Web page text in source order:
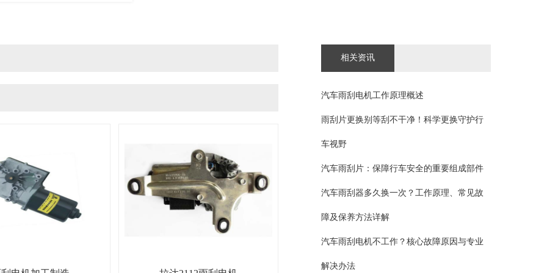
相关资讯
汽车雨刮电机工作原理概述
雨刮片更换别等刮不干净！科学更换守护行
车视野
汽车雨刮片：保障行车安全的重要组成部件
汽车雨刮器多久换一次？工作原理、常见故
障及保养方法详解
汽车雨刮电机不工作？核心故障原因与专业
解决办法